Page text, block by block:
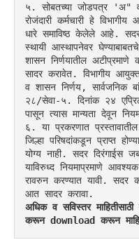
५. सोबतच्या जोडपत्र 'अ"
रोजंदारी कर्मचारी हे
धारे समाविष्ठ केलेले आहे. सदर
स्थायी आस्थापनेवर
शासन निर्णयातील अटीप्रमाणे
सादर करावेत. विभागीय
व शासन निर्णय, सार्वजनिक
२८/सेवा-५. दिनांक २४
पासून त्यास मान्यता देवून
६. या प्रकरणात प्रस्तावातील
जिल्हा परिषदांकडून प्राप्त
योग्य नाही. सदर दिरंगाईस
याविरुध्द नियमाप्रमाणे
रावरुन करण्यात यावी. सदर
आत सादर करावा.
अधिक व सविस्तर
करून download करून